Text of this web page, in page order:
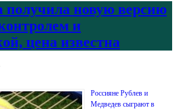
получила новую версию
и
цена известна
Россияне Рублев и
Медведев сыграют в